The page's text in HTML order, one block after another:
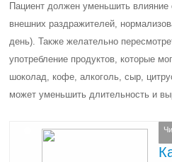
Пациент должен уменьшить влияние
внешних раздражителей,
день). Также желательно
употребление продуктов, которые
шоколад, кофе, алкоголь, сыр,
может уменьшить длительность и